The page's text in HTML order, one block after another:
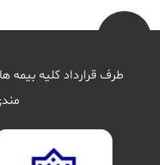
طرف قرارداد کلیه بیمه